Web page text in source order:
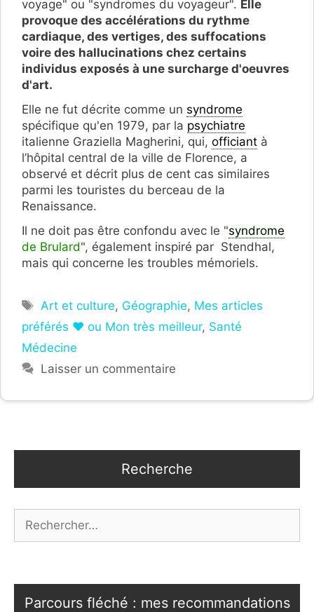
voyage" ou "syndromes du voyageur". Elle
provoque des accélérations du rythme
cardiaque, des vertiges, des suffocations
voire des hallucinations chez certains
individus exposés à une surcharge d'oeuvres
d'art.
Elle ne fut décrite comme un syndrome
spécifique qu'en 1979, par la psychiatre
italienne Graziella Magherini, qui, officiant à
l’hôpital central de la ville de Florence, a
observé et décrit plus de cent cas similaires
parmi les touristes du berceau de la
Renaissance.
Il ne doit pas être confondu avec le "syndrome
de Brulard", également inspiré par Stendhal,
mais qui concerne les troubles mémoriels.
Étiquettes
Art et culture, Géographie, Mes articles
préférés ❤ ou Mon très meilleur, Santé
Médecine
Laisser un commentaire
Recherche
Parcours fléché : mes recommandations